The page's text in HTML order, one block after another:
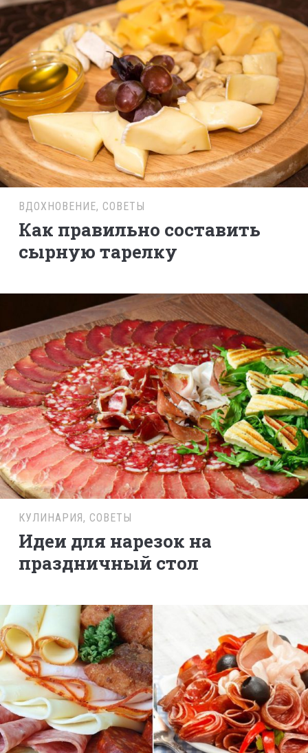
ВДОХНОВЕНИЕ, СОВЕТЫ
Как правильно составить
сырную тарелку
КУЛИНАРИЯ, СОВЕТЫ
Идеи для нарезок на
праздничный стол